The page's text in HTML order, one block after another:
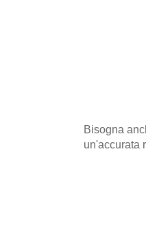
Bisogna
un'accurata